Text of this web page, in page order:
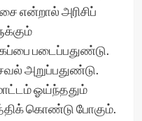
என்றால் அரிசிப்
படைப்பதுண்டு.
அறுப்பதுண்டு.
ஓய்ந்ததும்
கொண்டு போகும்.